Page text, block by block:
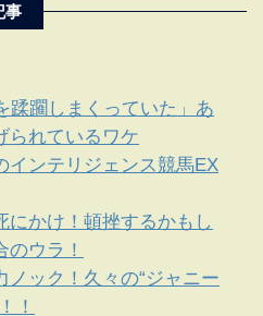
事
蹂躙しまくっていた」あ
られているワケ
インテリジェンス競馬EX
にかけ！頓挫するかもし
ウラ！
ノック！久々の“ジャニー
！